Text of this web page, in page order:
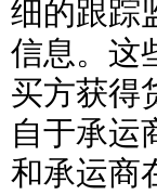
细的跟踪
信息。这
买方获得
自于承运
和承运商